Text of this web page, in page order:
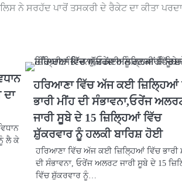
ਨੇ ਸਰਹੱਦ ਪਾਰੋਂ ਤਸਕਰੀ ਦੇ ਰੈਕੇਟ ਦਾ ਕੀਤਾ
ਦਾ
ਲੈ ਕੇ
ਹਰਿਆਣਾ ਵਿੱਚ ਅੱਜ ਕਈ ਜ਼ਿਲ੍ਹਿਆਂ
ਭਾਰੀ ਮੀਂਹ ਦੀ ਸੰਭਾਵਨਾ,ਓਰੇਂਜ
ਜਾਰੀ ਸੂਬੇ ਦੇ 15 ਜ਼ਿਲ੍ਹਿਆਂ ਵਿੱਚ
ਸ਼ੁੱਕਰਵਾਰ ਨੂੰ ਹਲਕੀ ਬਾਰਿਸ਼ ਹੋਈ
ਹਰਿਆਣਾ ਵਿੱਚ ਅੱਜ ਕਈ ਜ਼ਿਲ੍ਹਿਆਂ ਵਿੱਚ ਭਾਰੀ
ਦੀ ਸੰਭਾਵਨਾ, ਓਰੇਂਜ ਅਲਰਟ ਜਾਰੀ ਸੂਬੇ ਦੇ 15
ਵਿੱਚ ਸ਼ੁੱਕਰਵਾਰ ਨੂੰ…